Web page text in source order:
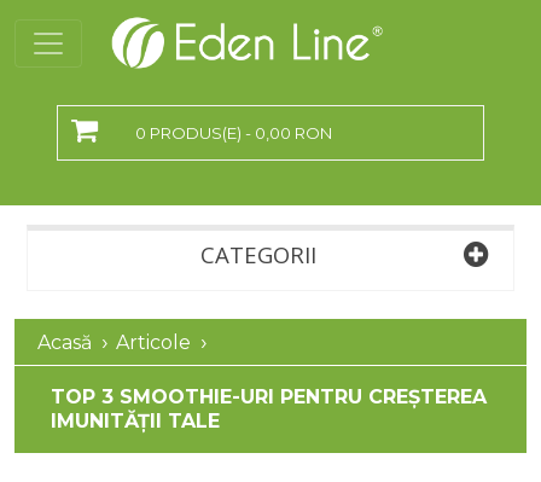
0 PRODUS(E) - 0,00 RON
CATEGORII
Acasă Articole
TOP 3 SMOOTHIE-URI PENTRU CREȘTEREA
IMUNITĂȚII TALE